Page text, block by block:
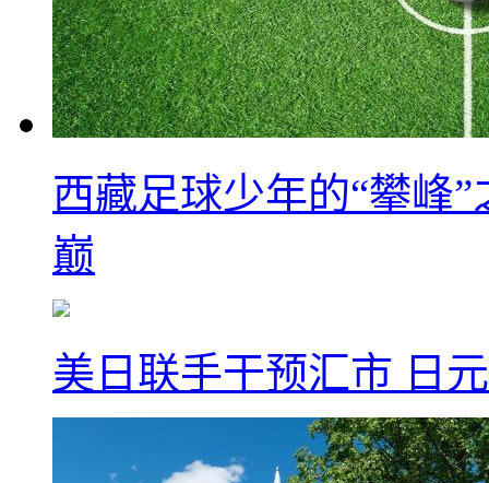
西藏足球少年的“攀峰
巅
美日联手干预汇市 日